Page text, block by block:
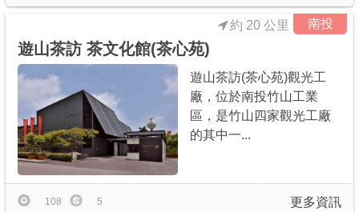
南投
遊山茶訪 茶文化館(茶心苑)
約 20 公里
遊山茶訪(茶心苑)觀光工
廠，位於南投竹山工業
區，是竹山四家觀光工廠
的其中一...
更多資訊
108 5